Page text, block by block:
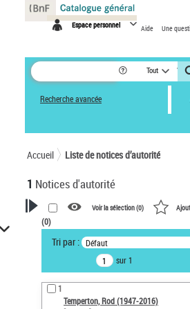
Espace personnel Aide Une
Tout
Recherche avancée
Accueil Liste de notices d’autorité
1 Notices d'autorité
VOTRE RECHERCHE
Recherche avancée dans les
notices d’autorité
Œuvres liées à l'auteur :
Temperton, Rod (1947-2016)
Voir la sélection (0)
(0)
Tri par : Défaut
sur 1
1
Temperton, Rod (1947-2016)
Panneau de gestion des cookies